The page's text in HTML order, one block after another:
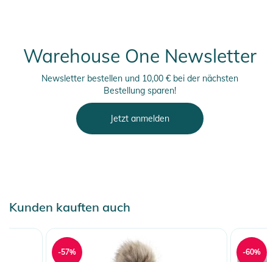
Warehouse One Newsletter
Newsletter bestellen und 10,00 € bei der nächsten
Bestellung sparen!
Jetzt anmelden
Kunden kauften auch
-57% -60%